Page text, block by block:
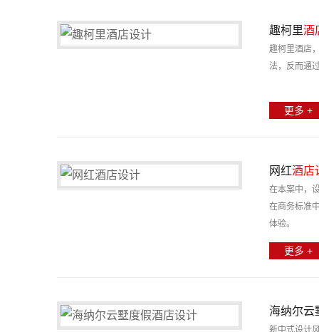
趣柯里酒
趣柯里酒店
法，反而通
更多 +
网红酒店
在本案中，
在商务标准
体验。
更多 +
海纳尔云
新中式设计